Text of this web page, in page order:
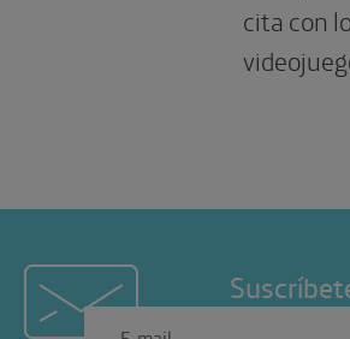
cita con